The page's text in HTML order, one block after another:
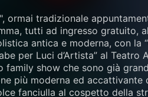
ormai tradizionale
tutti ad ingresso gratuito,
antica e moderna, con la
per Luci d’Artista” al
show che sono già
più moderna ed
fanciulla al cospetto della